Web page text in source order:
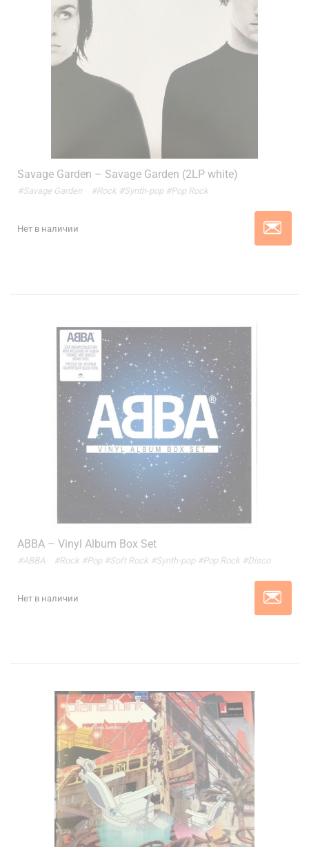
Savage Garden – Savage Garden (2LP white)
#Savage Garden #Rock #Synth-pop #Pop Rock
Нет в наличии
ABBA – Vinyl Album Box Set
#ABBA #Rock #Pop #Soft Rock #Synth-pop #Pop Rock #Disco
Нет в наличии